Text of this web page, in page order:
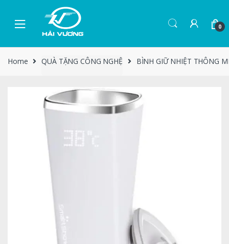
0
Home QUÀ TẶNG CÔNG NGHỆ BÌNH GIỮ NHIỆT THÔNG